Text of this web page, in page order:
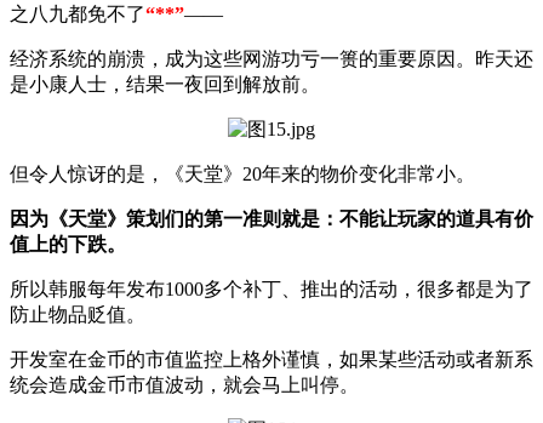
之八九都免不了“**”——
经济系统的崩溃，成为这些网游功亏一篑的重要原因。昨天还
是小康人士，结果一夜回到解放前。
但令人惊讶的是，《天堂》20年来的物价变化非常小。
因为《天堂》策划们的第一准则就是：不能让玩家的道具有价
值上的下跌。
所以韩服每年发布1000多个补丁、推出的活动，很多都是为了
防止物品贬值。
开发室在金币的市值监控上格外谨慎，如果某些活动或者新系
统会造成金币市值波动，就会马上叫停。